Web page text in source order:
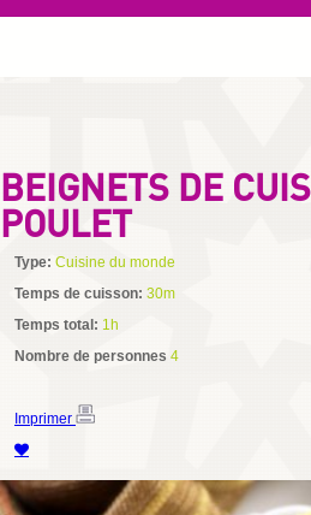
BEIGNETS DE
POULET
Type: Cuisine du monde
Temps de cuisson: 30m
Temps total: 1h
Nombre de personnes 4
Imprimer